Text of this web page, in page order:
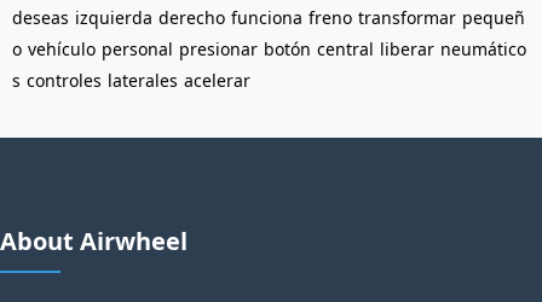
deseas izquierda derecho funciona freno transformar pequeñ
o vehículo personal presionar botón central liberar neumático
s controles laterales acelerar
About Airwheel